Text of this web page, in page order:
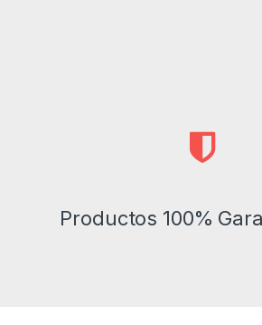
Productos 100%